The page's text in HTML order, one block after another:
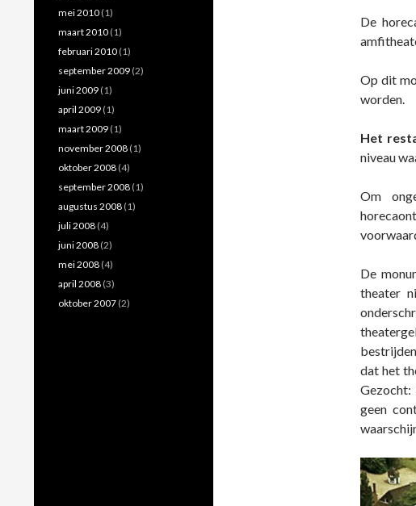
De
Op dit
worden.
Het
niveau
Om
De
theater
dat het
Gezocht:
geen
mei 2010 (1)
maart 2010 (1)
februari 2010 (1)
september 2009 (2)
juni 2009 (1)
april 2009 (1)
maart 2009 (1)
november 2008 (1)
oktober 2008 (4)
september 2008 (1)
augustus 2008 (1)
juli 2008 (4)
juni 2008 (2)
mei 2008 (4)
april 2008 (3)
oktober 2007 (2)